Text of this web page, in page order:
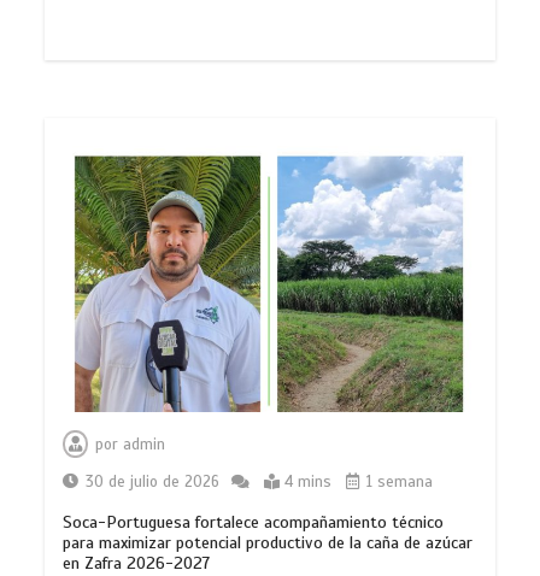
por admin
30 de julio de 2026
4 mins 1 semana
Soca-Portuguesa fortalece acompañamiento técnico
para maximizar potencial productivo de la caña de azúcar
en Zafra 2026-2027